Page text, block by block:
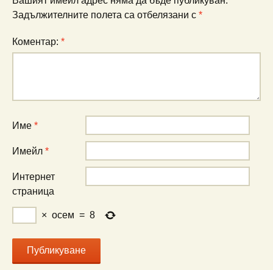
Задължителните полета са отбелязани с *
Коментар: *
Име *
Имейл *
Интернет
страница
× осем = 8